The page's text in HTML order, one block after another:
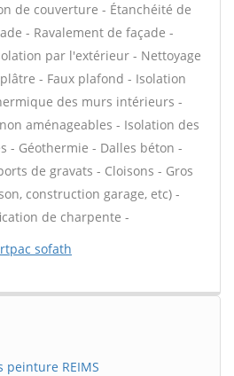
de couverture - Étanchéité de
- Ravalement de façade -
par l'extérieur - Nettoyage
- Faux plafond - Isolation
des murs intérieurs -
aménageables - Isolation des
- Géothermie - Dalles béton -
de gravats - Cloisons - Gros
construction garage, etc) -
de charpente -
sofath
peinture REIMS